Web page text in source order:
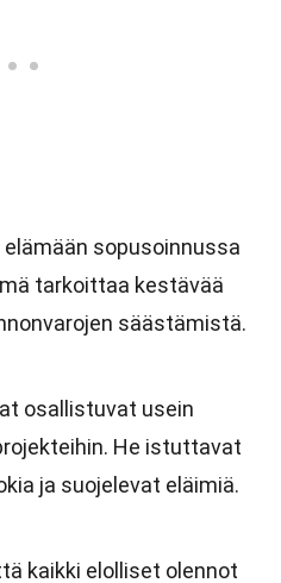
sopusoinnussa
tarkoittaa kestävää
säästämistä.
osallistuvat usein
He istuttavat
ja suojelevat eläimiä.
kaikki elolliset olennot